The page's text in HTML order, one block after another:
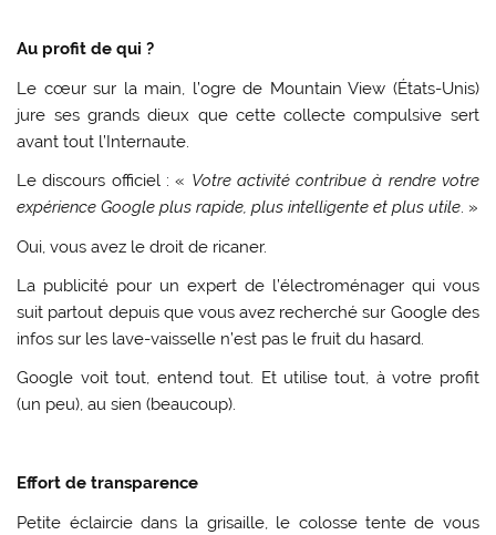
Au profit de qui ?
Le cœur sur la main, l’ogre de Mountain View (États-Unis)
jure ses grands dieux que cette collecte compulsive sert
avant tout l’Internaute.
Le discours officiel : « Votre activité contribue à rendre votre
expérience Google plus rapide, plus intelligente et plus utile. »
Oui, vous avez le droit de ricaner.
La publicité pour un expert de l’électroménager qui vous
suit partout depuis que vous avez recherché sur Google des
infos sur les lave-vaisselle n’est pas le fruit du hasard.
Google voit tout, entend tout. Et utilise tout, à votre profit
(un peu), au sien (beaucoup).
Effort de transparence
Petite éclaircie dans la grisaille, le colosse tente de vous